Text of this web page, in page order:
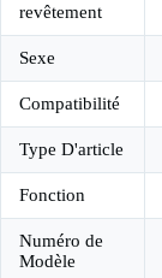
revêtement
Sexe
Compatibilité
Type D'article
Fonction
Numéro de
Modèle